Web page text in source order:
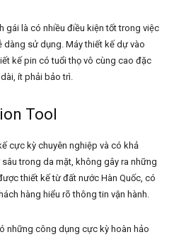
gái là có nhiều điều kiện tốt trong việc
sử dụng. Máy thiết kế dự vào
kế pin có tuổi thọ vô cùng cao đặc
ít phải bảo trì.
Tool
cực kỳ chuyên nghiệp và có khả
trong da mặt, không gây ra những
thiết kế từ đất nước Hàn Quốc, có
hàng hiểu rõ thông tin vận hành.
những công dụng cực kỳ hoàn hảo